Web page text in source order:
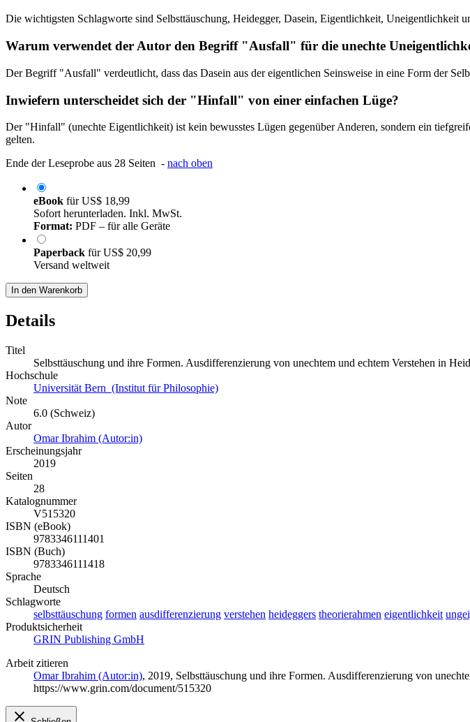
Die wichtigsten Schlagworte sind Selbsttäuschung, Heidegger, Dasein, Eigentlichkeit, Uneigentlichkeit
Warum verwendet der Autor den Begriff "Ausfall" für die unechte
Der Begriff "Ausfall" verdeutlicht, dass das Dasein aus der eigentlichen Seinsweise in eine Form der
Inwiefern unterscheidet sich der "Hinfall" von einer einfachen Lüge?
Der "Hinfall" (unechte Eigentlichkeit) ist kein bewusstes Lügen gegenüber Anderen, sondern ein
gelten.
Ende der Leseprobe aus 28 Seiten - nach oben
eBook fürUS$ 18,99
Sofort herunterladen. Inkl. MwSt.
Format: PDF – für alle Geräte
Paperback fürUS$ 20,99
Versand weltweit
In den Warenkorb
Details
Titel
Selbsttäuschung und ihre Formen. Ausdifferenzierung von unechtem und echtem Verstehen in
Hochschule
Universität Bern (Institut für Philosophie)
Note
6.0 (Schweiz)
Autor
Omar Ibrahim (Autor:in)
Erscheinungsjahr
2019
Seiten
28
Katalognummer
V515320
ISBN (eBook)
9783346111401
ISBN (Buch)
9783346111418
Sprache
Deutsch
Schlagworte
selbsttäuschung formen ausdifferenzierung verstehen heideggers theorierahmen eigentlichkeit
Produktsicherheit
GRIN Publishing GmbH
Arbeit zitieren
Omar Ibrahim (Autor:in), 2019, Selbsttäuschung und ihre Formen. Ausdifferenzierung von
https://www.grin.com/document/515320